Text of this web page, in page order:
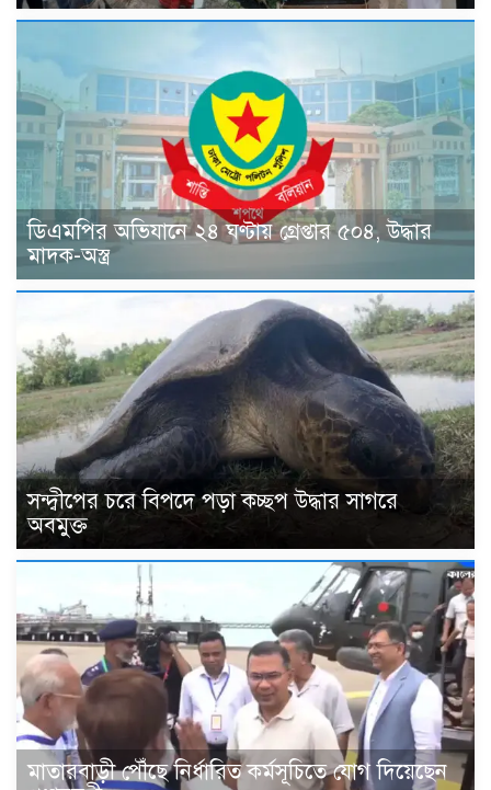
ডিএমপির অভিযানে ২৪ ঘণ্টায় গ্রেপ্তার ৫০৪, উদ্ধার
মাদক-অস্ত্র
সন্দ্বীপের চরে বিপদে পড়া কচ্ছপ উদ্ধার সাগরে
অবমুক্ত
মাতারবাড়ী পৌঁছে নির্ধারিত কর্মসূচিতে যোগ দিয়েছেন